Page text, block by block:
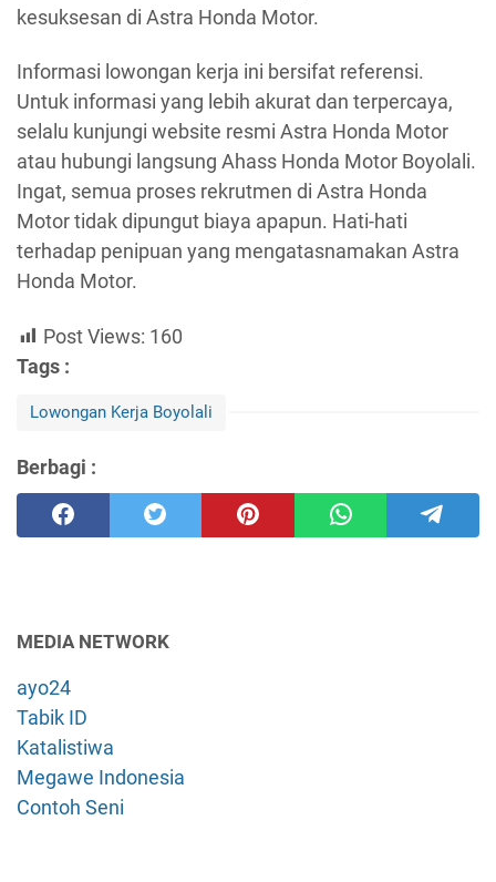
kesuksesan di Astra Honda Motor.
Informasi lowongan kerja ini bersifat referensi.
Untuk informasi yang lebih akurat dan terpercaya,
selalu kunjungi website resmi Astra Honda Motor
atau hubungi langsung Ahass Honda Motor Boyolali.
Ingat, semua proses rekrutmen di Astra Honda
Motor tidak dipungut biaya apapun. Hati-hati
terhadap penipuan yang mengatasnamakan Astra
Honda Motor.
Post Views: 160
Tags :
Lowongan Kerja Boyolali
Berbagi :
MEDIA NETWORK
ayo24
Tabik ID
Katalistiwa
Megawe Indonesia
Contoh Seni